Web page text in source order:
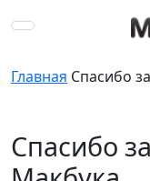
Главная Спасибо
Спасибо